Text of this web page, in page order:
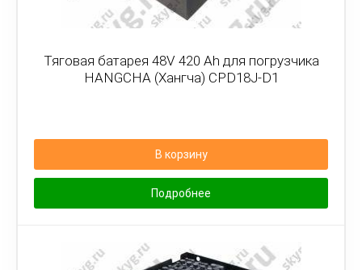
Тяговая батарея 48V 420 Ah для погрузчика
HANGCHA (Хангча) CPD18J-D1
В корзину
Подробнее